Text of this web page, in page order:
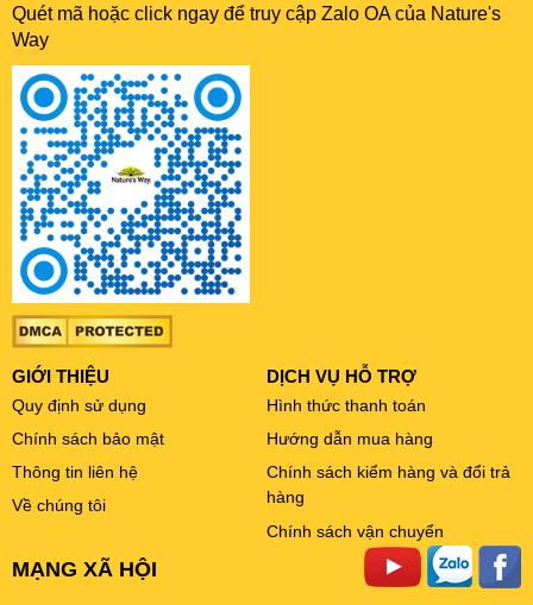
Quét mã hoặc click ngay để truy cập Zalo OA của Nature's
Way
GIỚI THIỆU
Quy định sử dụng
Chính sách bảo mật
Thông tin liên hệ
Về chúng tôi
DỊCH VỤ HỖ TRỢ
Hình thức thanh toán
Hướng dẫn mua hàng
Chính sách kiểm hàng và đổi trả
hàng
Chính sách vận chuyển
MẠNG XÃ HỘI